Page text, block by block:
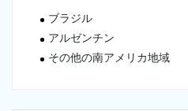
ブラジル
アルゼンチン
その他の南アメリカ地域